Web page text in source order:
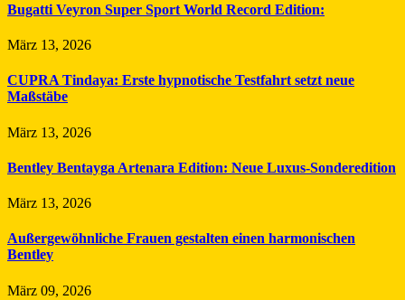
Bugatti Veyron Super Sport World Record Edition:
März 13, 2026
CUPRA Tindaya: Erste hypnotische Testfahrt setzt neue
Maßstäbe
März 13, 2026
Bentley Bentayga Artenara Edition: Neue Luxus-Sonderedition
März 13, 2026
Außergewöhnliche Frauen gestalten einen harmonischen
Bentley
März 09, 2026